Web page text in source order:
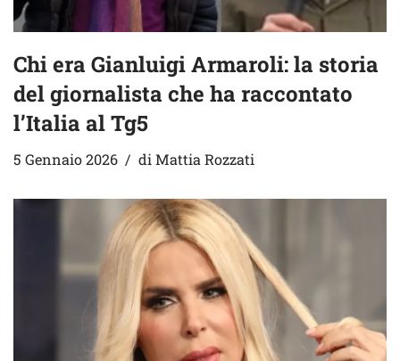
Chi era Gianluigi Armaroli: la storia
del giornalista che ha raccontato
l’Italia al Tg5
5 Gennaio 2026 di Mattia Rozzati